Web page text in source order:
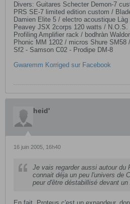
Divers: Guitares Schecter Demon-7
PRS SE-7 limited edition custom /
Damien Elite 5 / electro acoustique
Peavey JSX 2corps 120 watts /
Profiling Amplifier rack / bodhràn
Phonic MM 1202 / micros Shure SM58
Sf2 - Samson C02 - Prodipe DM-8
Gwaremm Korriged sur Facebook
heid'
16 juin 2005, 16h40
Je vais regarder aussi autour du
connait déja un peu l'univers de
peur d'être déstabillisé devant un